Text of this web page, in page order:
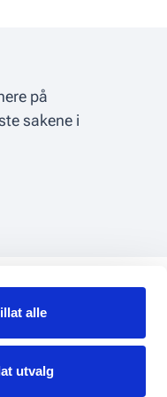
alle
utvalg
på
sakene i
(Cookies)